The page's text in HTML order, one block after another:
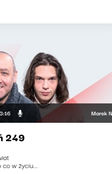
Marek
249
w życiu...